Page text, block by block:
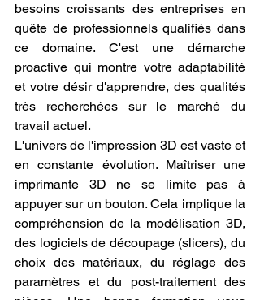
besoins croissants des entreprises en
quête de professionnels qualifiés dans
ce domaine. C'est une démarche
proactive qui montre votre adaptabilité
et votre désir d'apprendre, des qualités
très recherchées sur le marché du
travail actuel.
L'univers de l'impression 3D est vaste et
en constante évolution. Maîtriser une
imprimante 3D ne se limite pas à
appuyer sur un bouton. Cela implique la
compréhension de la modélisation 3D,
des logiciels de découpage (slicers), du
choix des matériaux, du réglage des
paramètres et du post-traitement des